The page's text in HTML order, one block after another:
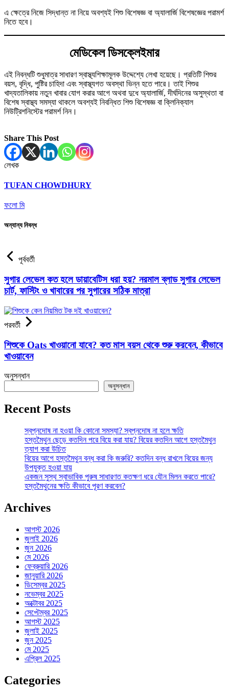
এ ক্ষেত্রে নিজে সিদ্ধান্ত না নিয়ে অবশ্যই শিশু বিশেষজ্ঞ বা অ্যালার্জি বিশেষজ্ঞের পরামর্শ
নিতে হবে।
মেডিকেল ডিসক্লেইমার
এই নিবন্ধটি শুধুমাত্র সাধারণ স্বাস্থ্যশিক্ষামূলক উদ্দেশ্যে লেখা হয়েছে। প্রতিটি শিশুর
বয়স, বৃদ্ধি, পুষ্টির চাহিদা এবং স্বাস্থ্যগত অবস্থা ভিন্ন হতে পারে। তাই শিশুর
খাদ্যতালিকায় নতুন খাবার যোগ করার আগে অথবা দুধে অ্যালার্জি, দীর্ঘদিনের অসুস্থতা বা
বিশেষ স্বাস্থ্য সমস্যা থাকলে অবশ্যই নিবন্ধিত শিশু বিশেষজ্ঞ বা ক্লিনিক্যাল
নিউট্রিশনিস্টের পরামর্শ নিন।
Share This Post
লেখক
TUFAN CHOWDHURY
ফলো মি
অন্যান্য নিবন্ধ
পূর্ববর্তী
সুগার লেভেল কত হলে ডায়াবেটিস ধরা হয়? নরমাল ব্লাড সুগার লেভেল
চার্ট, ফাস্টিং ও খাবারের পর সুগারের সঠিক মাত্রা
পরবর্তী
শিশুকে Oats খাওয়ানো যাবে? কত মাস বয়স থেকে শুরু করবেন, কীভাবে
খাওয়াবেন
অনুসন্ধান
অনুসন্ধান
Recent Posts
স্বপ্নদোষ না হওয়া কি কোনো সমস্যা? স্বপ্নদোষ না হলে ক্ষতি
হস্তমৈথুন ছেড়ে কতদিন পরে বিয়ে করা যায়? বিয়ের কতদিন আগে হস্তমৈথুন
ত্যাগ করা উচিত
বিয়ের আগে হস্তমৈথুন বন্ধ করা কি জরুরি? কতদিন বন্ধ রাখলে বিয়ের জন্য
উপযুক্ত হওয়া যায়
একজন সুস্থ স্বাভাবিক পুরুষ সাধারণত কতক্ষণ ধরে যৌন মিলন করতে পারে?
হস্তমৈথুনের ক্ষতি কীভাবে পূরণ করবেন?
Archives
আগস্ট 2026
জুলাই 2026
জুন 2026
মে 2026
ফেব্রুয়ারি 2026
জানুয়ারি 2026
ডিসেম্বর 2025
নভেম্বর 2025
অক্টোবর 2025
সেপ্টেম্বর 2025
আগস্ট 2025
জুলাই 2025
জুন 2025
মে 2025
এপ্রিল 2025
Categories